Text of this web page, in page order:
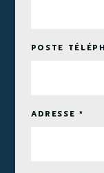
POSTE
ADRESSE *